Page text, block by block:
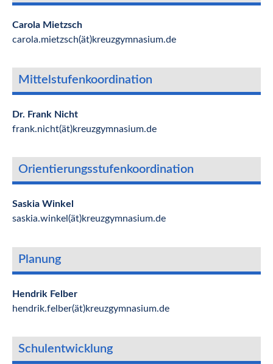
Carola Mietzsch
carola.mietzsch(ät)kreuzgymnasium.de
Mittelstufenkoordination
Dr. Frank Nicht
frank.nicht(ät)kreuzgymnasium.de
Orientierungsstufenkoordination
Saskia Winkel
saskia.winkel(ät)kreuzgymnasium.de
Planung
Hendrik Felber
hendrik.felber(ät)kreuzgymnasium.de
Schulentwicklung